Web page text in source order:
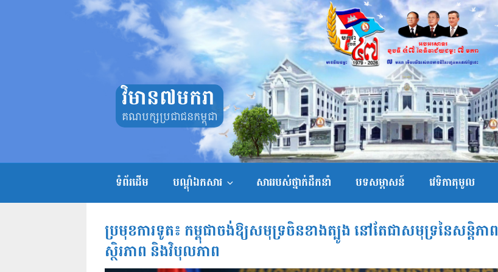
វិមាន៧មករា
គណបក្សប្រជាជនកម្ពុជា
ទំព័រដើម បណ្តុំឯកសារ សាររបស់ថ្នាក់ដឹកនាំ បទសម្ភាសន៍ វេទិកាតុមូល
ប្រមុខការទូត៖ កម្ពុជាចង់ឱ្យសមុទ្រចិនខាងត្បូង នៅតែជាសមុទ្រនៃសន្តិភាព
ស្ថិរភាព និងវិបុលភាព